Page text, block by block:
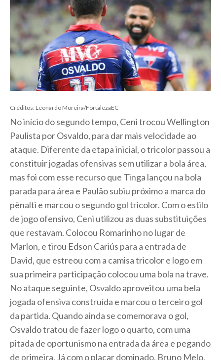
Créditos: Leonardo Moreira/FortalezaEC
No início do segundo tempo, Ceni trocou Wellington
Paulista por Osvaldo, para dar mais velocidade ao
ataque. Diferente da etapa inicial, o tricolor passou a
constituir jogadas ofensivas sem utilizar a bola área,
mas foi com esse recurso que Tinga lançou na bola
parada para área e Paulão subiu próximo a marca do
pênalti e marcou o segundo gol tricolor. Com o estilo
de jogo ofensivo, Ceni utilizou as duas substituições
que restavam. Colocou Romarinho no lugar de
Marlon, e tirou Edson Cariús para a entrada de
David, que estreou com a camisa tricolor e logo em
sua primeira participação colocou uma bola na trave.
No ataque seguinte, Osvaldo aproveitou uma bela
jogada ofensiva construída e marcou o terceiro gol
da partida. Quando ainda se comemorava o gol,
Osvaldo tratou de fazer logo o quarto, com uma
pitada de oportunismo na entrada da área e pegando
de primeira. Já com o placar dominado, Bruno Melo,